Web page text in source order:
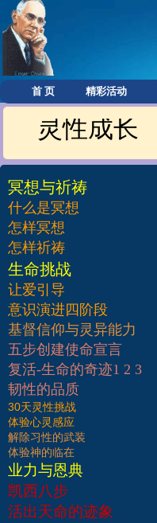
首 页 精彩活动
灵性成长
冥想与祈祷
什么是冥想
怎样冥想
怎样祈祷
​生命挑战
让爱引导
意识演进四阶段
基督信仰与灵异能力
五步创建使命宣言
复活-生命的奇迹1 2 3
韧性的品质
30天灵性挑战
体验心灵感应
解除习性的武装
体验神的临在
业力与恩典
凯西八步
活出天命的迹象